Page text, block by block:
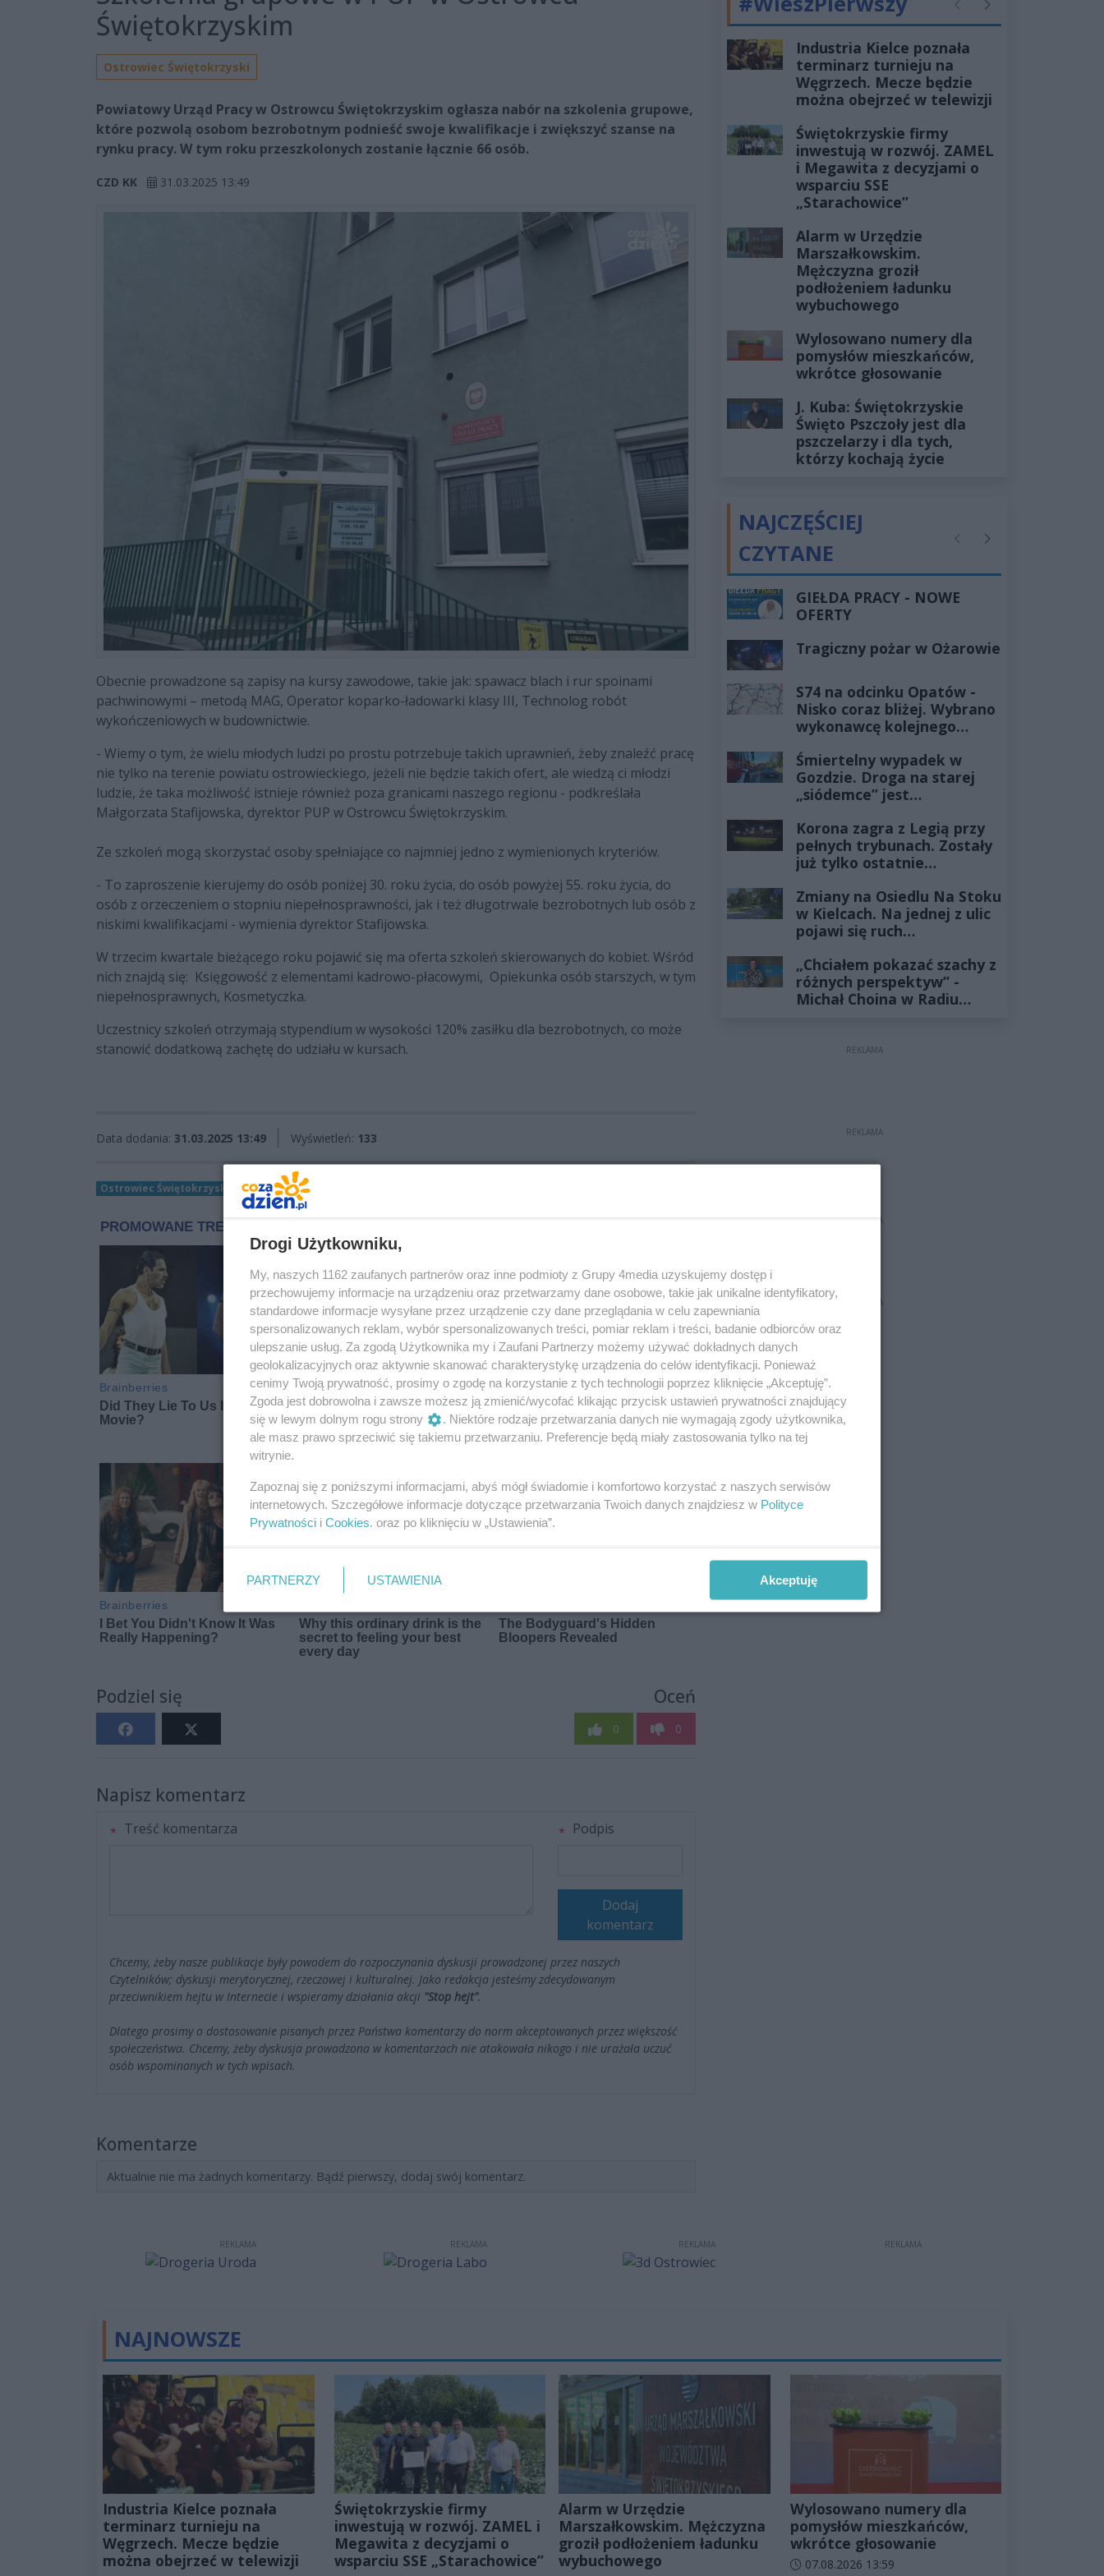
Świętokrzyskim
Ostrowiec Świętokrzyski
Powiatowy Urząd Pracy w Ostrowcu Świętokrzyskim ogłasza nabór na szkolenia grupowe,
które pozwolą osobom bezrobotnym podnieść swoje kwalifikacje i zwiększyć szanse na
rynku pracy. W tym roku przeszkolonych zostanie łącznie 66 osób.
CZD KK 31.03.2025 13:49
Obecnie prowadzone są zapisy na kursy zawodowe, takie jak: spawacz blach i rur spoinami
pachwinowymi – metodą MAG, Operator koparko-ładowarki klasy III, Technolog robót
wykończeniowych w budownictwie.
- Wiemy o tym, że wielu młodych ludzi po prostu potrzebuje takich uprawnień, żeby znaleźć pracę
nie tylko na terenie powiatu ostrowieckiego, jeżeli nie będzie takich ofert, ale wiedzą ci młodzi
ludzie, że taka możliwość istnieje również poza granicami naszego regionu - podkreślała
Małgorzata Stafijowska, dyrektor PUP w Ostrowcu Świętokrzyskim.
Ze szkoleń mogą skorzystać osoby spełniające co najmniej jedno z wymienionych kryteriów.
- To zaproszenie kierujemy do osób poniżej 30. roku życia, do osób powyżej 55. roku życia, do
osób z orzeczeniem o stopniu niepełnosprawności, jak i też długotrwale bezrobotnych lub osób z
niskimi kwalifikacjami - wymienia dyrektor Stafijowska.
W trzecim kwartale bieżącego roku pojawić się ma oferta szkoleń skierowanych do kobiet. Wśród
nich znajdą się: Księgowość z elementami kadrowo-płacowymi, Opiekunka osób starszych, w tym
niepełnosprawnych, Kosmetyczka.
Uczestnicy szkoleń otrzymają stypendium w wysokości 120% zasiłku dla bezrobotnych, co może
stanowić dodatkową zachętę do udziału w kursach.
Data dodania: 31.03.2025 13:49 Wyświetleń: 133
Ostrowiec Świętokrzyski wiadomości Ostrowiec
Podziel się Oceń
0 0
Napisz komentarz
Treść komentarza Podpis
Dodaj
komentarz
Chcemy, żeby nasze publikacje były powodem do rozpoczynania dyskusji prowadzonej przez naszych
Czytelników; dyskusji merytorycznej, rzeczowej i kulturalnej. Jako redakcja jesteśmy zdecydowanym
przeciwnikiem hejtu w Internecie i wspieramy działania akcji "Stop hejt".
Dlatego prosimy o dostosowanie pisanych przez Państwa komentarzy do norm akceptowanych przez większość
społeczeństwa. Chcemy, żeby dyskusja prowadzona w komentarzach nie atakowała nikogo i nie urażała uczuć
osób wspominanych w tych wpisach.
Komentarze
Aktualnie nie ma żadnych komentarzy. Bądź pierwszy, dodaj swój komentarz.
PoprzednieNastępne
Industria Kielce poznała
terminarz turnieju na
Węgrzech. Mecze będzie
można obejrzeć w telewizji
Świętokrzyskie firmy
inwestują w rozwój. ZAMEL
i Megawita z decyzjami o
wsparciu SSE
„Starachowice”
Alarm w Urzędzie
Marszałkowskim.
Mężczyzna groził
podłożeniem ładunku
wybuchowego
Wylosowano numery dla
pomysłów mieszkańców,
wkrótce głosowanie
J. Kuba: Świętokrzyskie
Święto Pszczoły jest dla
pszczelarzy i dla tych,
którzy kochają życie
NAJCZĘŚCIEJ
CZYTANE
PoprzednieNastępne
GIEŁDA PRACY - NOWE
OFERTY
Tragiczny pożar w Ożarowie
S74 na odcinku Opatów -
Nisko coraz bliżej. Wybrano
wykonawcę kolejnego
Śmiertelny wypadek w
Gozdzie. Droga na starej
„siódemce” jest
Korona zagra z Legią przy
pełnych trybunach. Zostały
już tylko ostatnie
Zmiany na Osiedlu Na Stoku
w Kielcach. Na jednej z ulic
pojawi się ruch
„Chciałem pokazać szachy z
różnych perspektyw” -
Michał Choina w Radiu
REKLAMA
REKLAMA
REKLAMA
REKLAMA
REKLAMA REKLAMA REKLAMA REKLAMA
NAJNOWSZE
Industria Kielce poznała
terminarz turnieju na
Węgrzech. Mecze będzie
można obejrzeć w telewizji
Świętokrzyskie firmy
inwestują w rozwój. ZAMEL i
Megawita z decyzjami o
wsparciu SSE „Starachowice”
Alarm w Urzędzie
Marszałkowskim. Mężczyzna
groził podłożeniem ładunku
wybuchowego
Wylosowano numery dla
pomysłów mieszkańców,
wkrótce głosowanie
Data dodania artykułu:
07.08.2026 13:59
Drogi Użytkowniku,
My, naszych 1162 zaufanych partnerów oraz inne podmioty z Grupy 4media uzyskujemy dostęp i
przechowujemy informacje na urządzeniu oraz przetwarzamy dane osobowe, takie jak unikalne identyfikatory,
standardowe informacje wysyłane przez urządzenie czy dane przeglądania w celu zapewniania
spersonalizowanych reklam, wybór spersonalizowanych treści, pomiar reklam i treści, badanie odbiorców oraz
ulepszanie usług. Za zgodą Użytkownika my i Zaufani Partnerzy możemy używać dokładnych danych
geolokalizacyjnych oraz aktywnie skanować charakterystykę urządzenia do celów identyfikacji. Ponieważ
cenimy Twoją prywatność, prosimy o zgodę na korzystanie z tych technologii poprzez kliknięcie „Akceptuję”.
Zgoda jest dobrowolna i zawsze możesz ją zmienić/wycofać klikając przycisk ustawień prywatności znajdujący
się w lewym dolnym rogu strony
. Niektóre rodzaje przetwarzania danych nie wymagają zgody użytkownika,
ale masz prawo sprzeciwić się takiemu przetwarzaniu. Preferencje będą miały zastosowania tylko na tej
witrynie.
Zapoznaj się z poniższymi informacjami, abyś mógł świadomie i komfortowo korzystać z naszych serwisów
internetowych. Szczegółowe informacje dotyczące przetwarzania Twoich danych znajdziesz w Polityce
Prywatności i Cookies . oraz po kliknięciu w „Ustawienia”.
PARTNERZY USTAWIENIA Akceptuję